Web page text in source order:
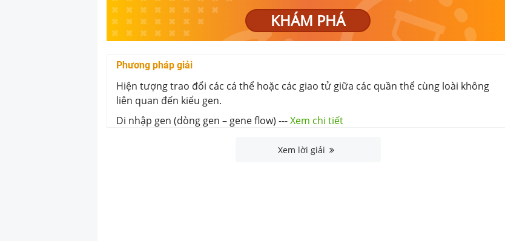
KHÁM PHÁ
Phương pháp giải
Hiện tượng trao đổi các cá thể hoặc các giao tử giữa các quần thể cùng loài không
liên quan đến kiểu gen.
Di nhập gen (dòng gen – gene flow) ---Xem chi tiết
Xem lời giải